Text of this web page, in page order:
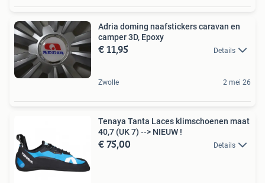
Adria doming naafstickers caravan en
camper 3D, Epoxy
€ 11,95 Details
Zwolle 2 mei 26
Tenaya Tanta Laces klimschoenen maat
40,7 (UK 7) --> NIEUW !
€ 75,00 Details